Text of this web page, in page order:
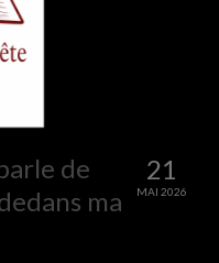
21
MAI 2026
de
ma